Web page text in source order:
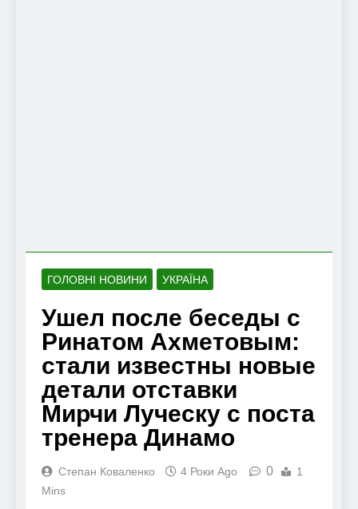
ГОЛОВНІ НОВИНИ УКРАЇНА
Ушел после беседы с
Ринатом Ахметовым:
стали известны новые
детали отставки
Мирчи Луческу с поста
тренера Динамо
Степан Коваленко 4 Роки Ago 0
1
Mins